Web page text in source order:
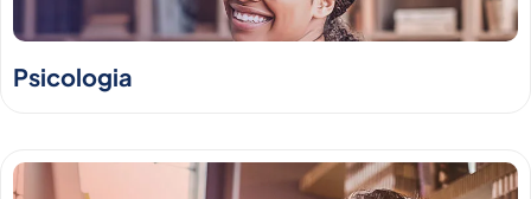
Psicologia